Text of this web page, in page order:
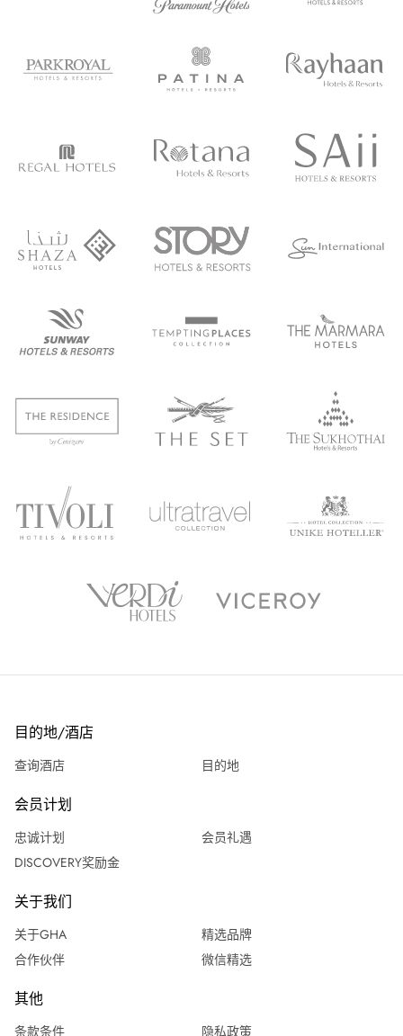
目的地/酒店
查询酒店 目的地
会员计划
忠诚计划
会员礼遇
DISCOVERY奖励金
关于我们
关于GHA
精选品牌
合作伙伴
微信精选
其他
条款条件 隐私政策